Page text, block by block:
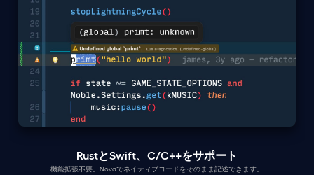
RustとSwift、C/C++をサポート
機能拡張不要。Novaでネイティブコードをそのまま記述できます。